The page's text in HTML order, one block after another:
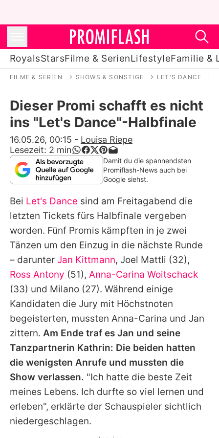
RoyalsStarsFilme & SerienLifestyleFamilie &
Stars
Filme & Serien
Lifestyle
Familie & Liebe
Alle Themen auf Promiflash
Jobs
App runterladen
Team
Redaktionelle Richtlinien
Impressum
Datenschutzerklärung
Nutzungsbedingungen
Utiq verwalten
FILME & SERIEN SHOWS & SONSTIGE LET'S DANCE
Dieser Promi schafft es nicht
ins "Let's Dance"-Halbfinale
16.05.26, 00:15 - Louisa Riepe
Lesezeit: 2 min
Damit du die spannendsten
Promiflash-News auch bei
Google siehst.
Bei Let's Dance sind am Freitagabend die
letzten Tickets fürs Halbfinale vergeben
worden. Fünf Promis kämpften in je zwei
Tänzen um den Einzug in die nächste Runde
– darunter Jan Kittmann, Joel Mattli (32),
Ross Antony (51), Anna-Carina Woitschack
(33) und Milano (27). Während einige
Kandidaten die Jury mit Höchstnoten
begeisterten, mussten Anna-Carina und Jan
zittern. Am Ende traf es Jan und seine
Tanzpartnerin Kathrin: Die beiden hatten
die wenigsten Anrufe und mussten die
Show verlassen. "Ich hatte die beste Zeit
meines Lebens. Ich durfte so viel lernen und
erleben", erklärte der Schauspieler sichtlich
niedergeschlagen.